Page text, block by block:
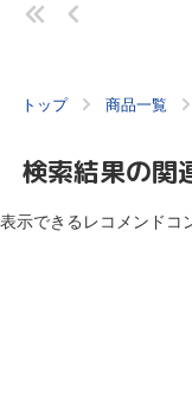
トップ 商品一覧
検索結果の関
表示できるレコメンドコ